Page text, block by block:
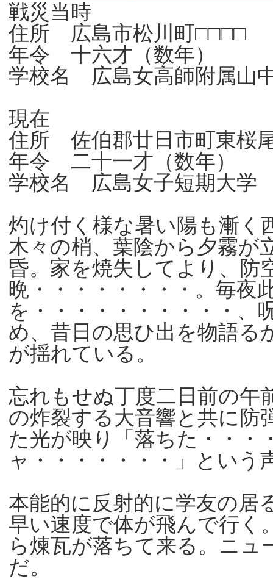
戦災当時
住所 広島市松川町□□□□
年令 十六才（数年）
学校名 広島女高師附属山
現在
住所 佐伯郡廿日市町東桜
年令 二十一才（数年）
学校名 広島女子短期大
灼け付く様な暑い陽も漸く
木々の梢、葉陰から夕霧が
昏。家を焼失してより、防
晩・・・・・・・・。毎夜
を・・・・・・・・・・、
め、昔日の思ひ出を物語る
が揺れている。
忘れもせぬ丁度二日前の午
の炸裂する大音響と共に防
た光が映り「落ちた・・・
ャ・・・・・・・」という
本能的に反射的に学友の居
早い速度で体が飛んで行く
ら煉瓦が落ちて来る。ニュ
だ。